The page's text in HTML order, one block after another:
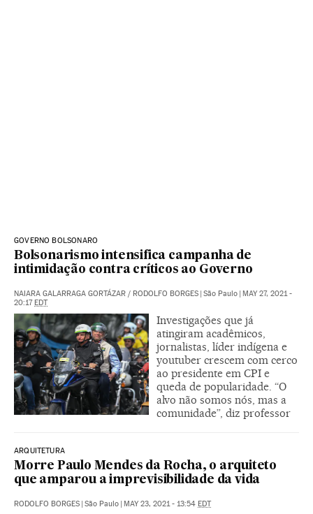
GOVERNO BOLSONARO
Bolsonarismo intensifica campanha de
intimidação contra críticos ao Governo
NAIARA GALARRAGA GORTÁZAR / RODOLFO BORGES | São Paulo | MAY 27, 2021 -
20:17EDT
Investigações que já
atingiram acadêmicos,
jornalistas, líder indígena e
youtuber crescem com cerco
ao presidente em CPI e
queda de popularidade. “O
alvo não somos nós, mas a
comunidade”, diz professor
ARQUITETURA
Morre Paulo Mendes da Rocha, o arquiteto
que amparou a imprevisibilidade da vida
RODOLFO BORGES | São Paulo | MAY 23, 2021 - 13:54 EDT